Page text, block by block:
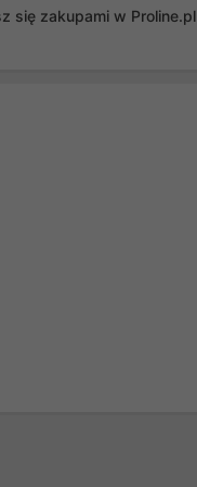
się zakupami w Proline.pl